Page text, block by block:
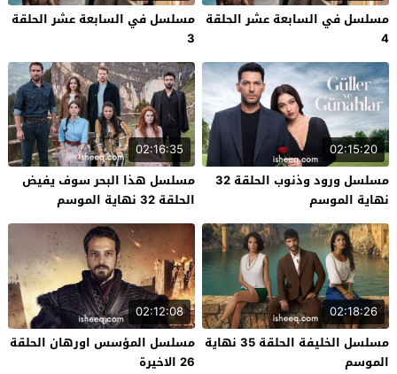
مسلسل في السابعة عشر الحلقة
4
مسلسل في السابعة عشر الحلقة
3
02:15:20
مسلسل ورود وذنوب الحلقة 32
نهاية الموسم
02:16:35
مسلسل هذا البحر سوف يفيض
الحلقة 32 نهاية الموسم
02:18:26
مسلسل الخليفة الحلقة 35 نهاية
الموسم
02:12:08
مسلسل المؤسس اورهان الحلقة
26 الاخيرة